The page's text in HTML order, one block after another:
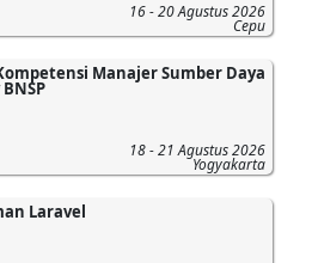
16 - 20 Agustus 2026
Cepu
Manajer Sumber Daya
18 - 21 Agustus 2026
Yogyakarta
Laravel